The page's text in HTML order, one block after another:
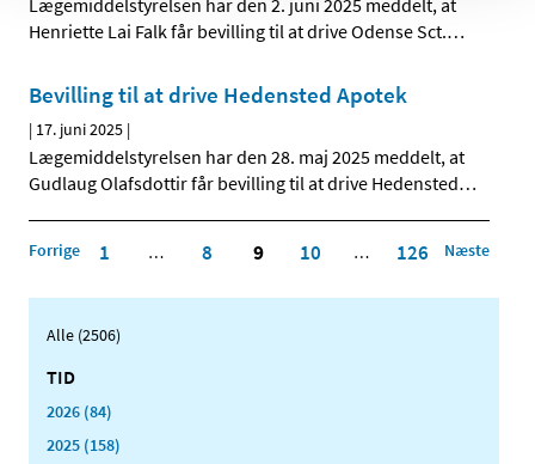
Lægemiddelstyrelsen har den 2. juni 2025 meddelt, at
Henriette Lai Falk får bevilling til at drive Odense Sct.…
Bevilling til at drive Hedensted Apotek
| 17. juni 2025 |
Lægemiddelstyrelsen har den 28. maj 2025 meddelt, at
Gudlaug Olafsdottir får bevilling til at drive Hedensted…
Forrige 1 … 8 9 10 … 126 Næste
Alle (2506)
TID
2026 (84)
2025 (158)